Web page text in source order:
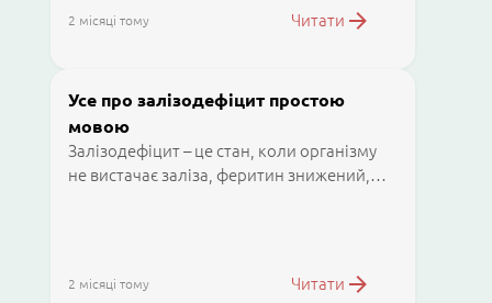
сульфати, фумарати, хелати чи
2 місяці тому Читати
Усе про залізодефіцит простою
мовою
Залізодефіцит – це стан, коли організму
не вистачає заліза, феритин знижений,
2 місяці тому Читати